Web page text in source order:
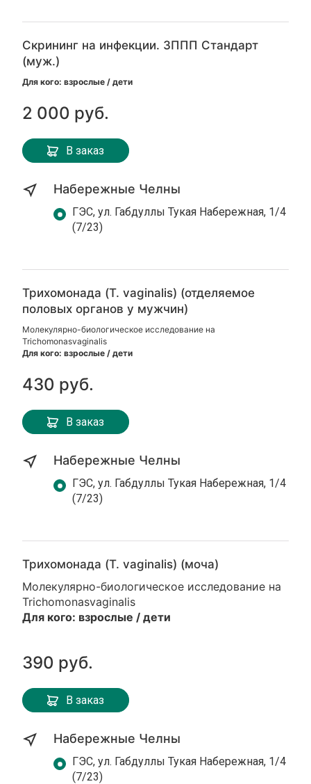
Скрининг на инфекции. ЗППП Стандарт
(муж.)
Для кого: взрослые / дети
2 000 руб.
В заказ
Набережные Челны
ГЭС, ул. Габдуллы Тукая Набережная, 1/4
(7/23)
Трихомонада (T. vaginalis) (отделяемое
половых органов у мужчин)
Молекулярно-биологическое исследование на
Trichomonasvaginalis
Для кого: взрослые / дети
430 руб.
В заказ
Набережные Челны
ГЭС, ул. Габдуллы Тукая Набережная, 1/4
(7/23)
Трихомонада (T. vaginalis) (моча)
Молекулярно-биологическое исследование на
Trichomonasvaginalis
Для кого: взрослые / дети
390 руб.
В заказ
Набережные Челны
ГЭС, ул. Габдуллы Тукая Набережная, 1/4
(7/23)